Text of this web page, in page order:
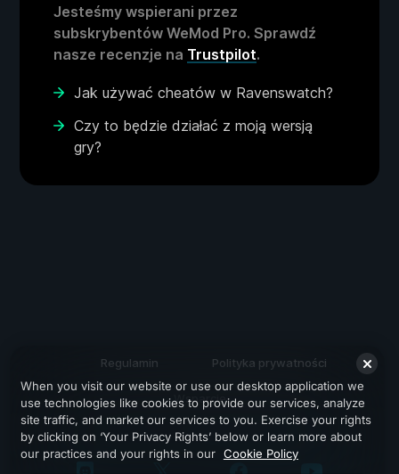
Jesteśmy wspierani przez
subskrybentów WeMod Pro. Sprawdź
nasze recenzje na Trustpilot.
Jak używać cheatów w Ravenswatch?
Czy to będzie działać z moją wersją
gry?
Regulamin Polityka prywatności
Wsparcie
When you visit our website or use our desktop application we
use technologies like cookies to provide our services, analyze
site traffic, and market our services to you. Exercise your rights
by clicking on ‘Your Privacy Rights’ below or learn more about
our practices and your rights in our Cookie Policy